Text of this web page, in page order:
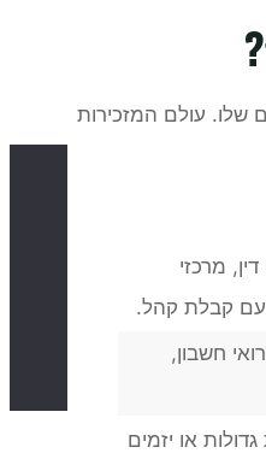
שלו. עולם המזכירות
מרכזי
עם קבלת קהל.
חשבון,
או יזמים